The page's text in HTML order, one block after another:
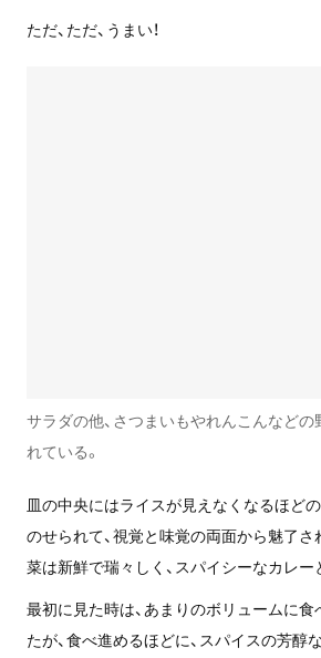
ただ、ただ、うまい！
サラダの他、さつまいもやれんこんなど
れている。
皿の中央にはライスが見えなくなるほど
のせられて、視覚と味覚の両面から魅了
菜は新鮮で瑞々しく、スパイシーなカレー
最初に見た時は、あまりのボリュームに
たが、食べ進めるほどに、スパイスの芳醇